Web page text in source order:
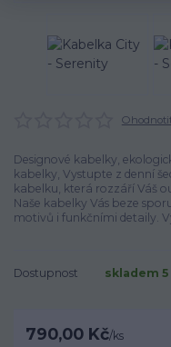
Designové kabelky,
kabelky, Vystupte z denní
kabelku, která rozzáří Váš
Naše kabelky Vás beze
motivů i funkčními detaily.
Dostupnost skladem 5
790,00 Kč/ks